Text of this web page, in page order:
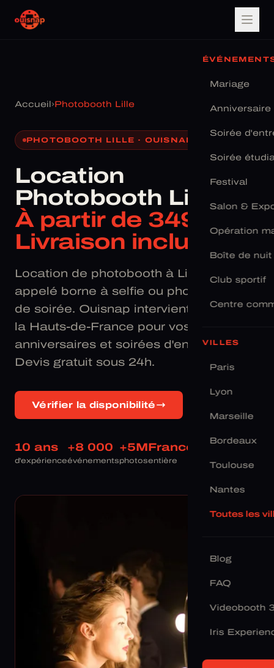
Mariage
Anniversaire
Soirée
Soirée
Festival
Salon &
Opération
Boîte de nuit
Club sportif
Centre
VILLES
Paris
Lyon
Marseille
Bordeaux
Toulouse
Nantes
Toutes les
Blog
FAQ
Videobooth
Iris
Accueil ›Photobooth Lille
PHOTOBOOTH LILLE · OUISNAP
Location
Photobooth Lille
À partir de 349 € ·
Livraison incluse
Location de photobooth à Lille — aussi
appelé borne à selfie ou photomaton
de soirée. Ouisnap intervient dans toute
la Hauts-de-France pour vos mariages,
anniversaires et soirées d'entreprise.
Devis gratuit sous 24h.
Vérifier la disponibilité
10 ans
d'expérience
+8 000
événements
+5M
photos
France
entière